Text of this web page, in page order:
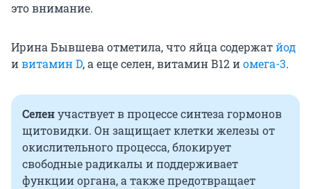
это внимание.
Ирина Бывшева отметила, что яйца содержатйод
ивитамин D, а еще селен, витамин В12 иомега-3.
Селенучаствует в процессе синтеза гормонов
щитовидки. Он защищает клетки железы от
окислительного процесса, блокирует
свободные радикалы и поддерживает
функции органа, а также предотвращает